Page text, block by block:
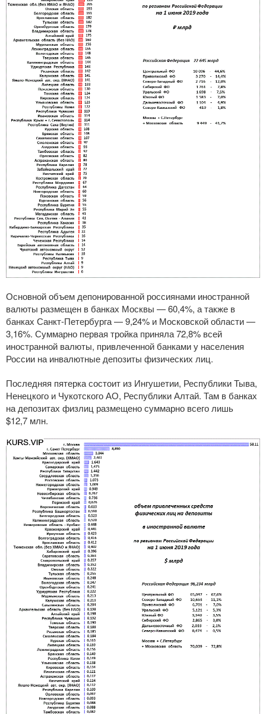
Основной объем депонированной россиянами иностранной
валюты размещен в банках Москвы — 60,4%, а также в
банках Санкт-Петербурга— 9,24% и Московской области —
3,16%. Суммарно первая тройка приняла 72,8% всей
иностранной валюты, привлеченной банками у населения
России на инвалютные депозиты физических лиц.
Последняя пятерка состоит из Ингушетии, Республики Тыва,
Ненецкого и Чукотского АО, Республики Алтай. Там в банках
на депозитах физлиц размещено суммарно всего лишь
$12,7 млн.